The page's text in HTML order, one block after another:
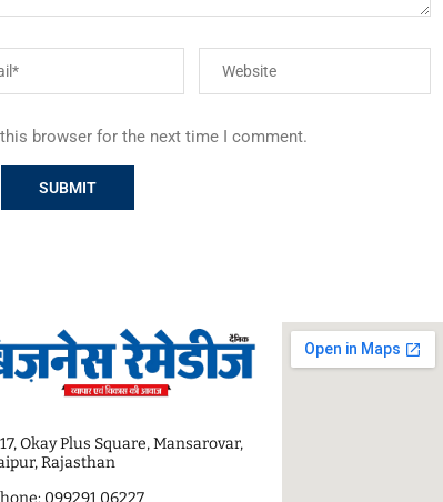
browser for the next time I comment.
Okay Plus Square, Mansarovar,
Rajasthan
099291 06227